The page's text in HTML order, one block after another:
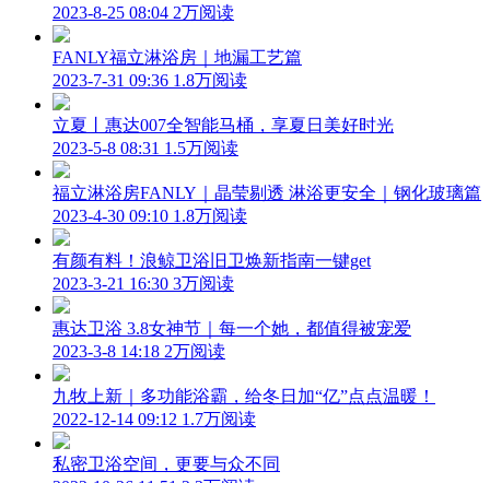
2023-8-25 08:04 2万阅读
FANLY福立淋浴房｜地漏工艺篇
2023-7-31 09:36 1.8万阅读
立夏丨惠达007全智能马桶，享夏日美好时光
2023-5-8 08:31 1.5万阅读
福立淋浴房FANLY｜晶莹剔透 淋浴更安全｜钢化玻璃篇
2023-4-30 09:10 1.8万阅读
有颜有料！浪鲸卫浴旧卫焕新指南一键get
2023-3-21 16:30 3万阅读
惠达卫浴 3.8女神节｜每一个她，都值得被宠爱
2023-3-8 14:18 2万阅读
九牧上新｜多功能浴霸，给冬日加“亿”点点温暖！
2022-12-14 09:12 1.7万阅读
私密卫浴空间，更要与众不同